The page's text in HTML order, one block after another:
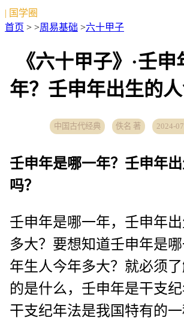
| 国学圈
首页 > >周易基础 >六十甲子
《六十甲子》·壬
年？壬申年出生的人
中国古代经典 佚名 著 2024-
壬申年是哪一年？壬申年
吗？
壬申年是哪一年，壬申年
多大？要想知道壬申年是
年生人今年多大？就必须
的是什么，壬申年是干支纪
干支纪年法是我国特有的